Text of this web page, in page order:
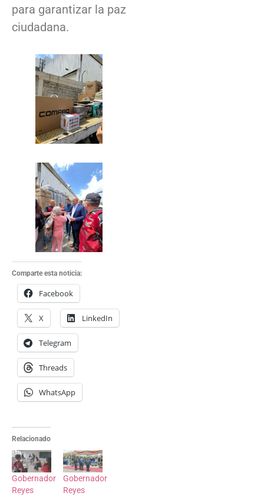
para garantizar la paz
ciudadana.
Comparte esta noticia:
Facebook
X LinkedIn
Telegram
Threads
WhatsApp
Relacionado
Gobernador
Reyes
Gobernador
Reyes